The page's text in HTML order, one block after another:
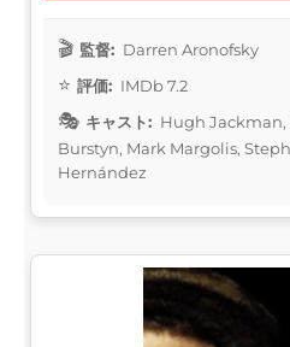
監督: Darren Aronofsky
評価: IMDb 7.2
キャスト: Hugh Jackman,
Burstyn, Mark Margolis,
Hernández